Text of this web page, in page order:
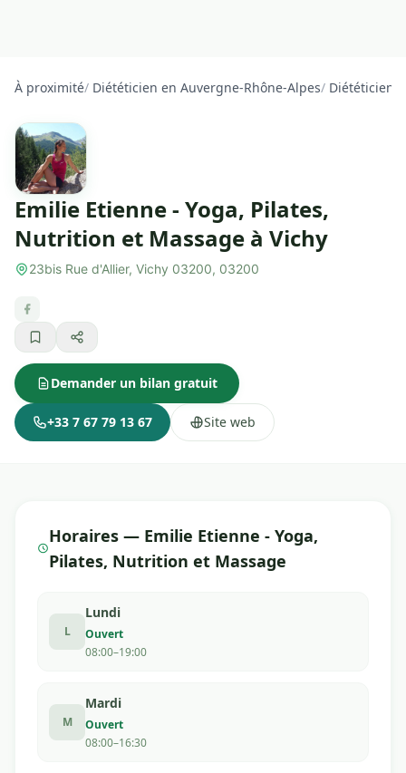
À proximité/ Diététicien en Auvergne-Rhône-Alpes/ Diététicien
Emilie Etienne - Yoga, Pilates,
Nutrition et Massage à Vichy
23bis Rue d'Allier, Vichy 03200, 03200
Demander un bilan gratuit
+33 7 67 79 13 67 Site web
Horaires — Emilie Etienne - Yoga,
Pilates, Nutrition et Massage
L
Lundi
Ouvert
08:00–19:00
M
Mardi
Ouvert
08:00–16:30